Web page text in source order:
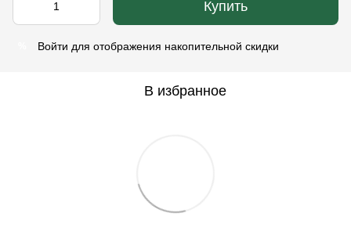
Купить
Войти для отображения накопительной скидки
В избранное